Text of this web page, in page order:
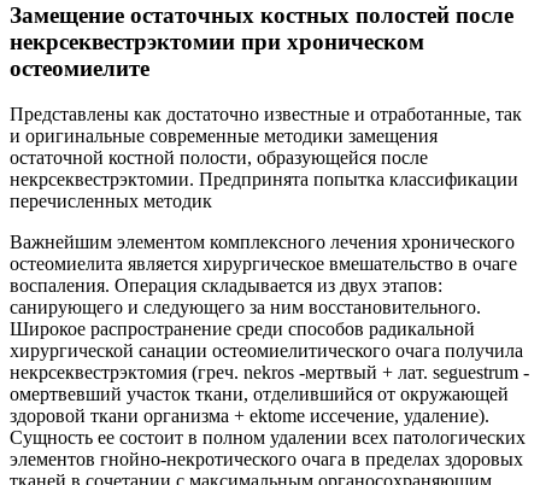
Замещение остаточных костных полостей после
некрсеквестрэктомии при хроническом
остеомиелите
Представлены как достаточно известные и отработанные, так
и оригинальные современные методики замещения
остаточной костной полости, образующейся после
некрсеквестрэктомии. Предпринята попытка классификации
перечисленных методик
Важнейшим элементом комплексного лечения хронического
остеомиелита является хирургическое вмешательство в очаге
воспаления. Операция складывается из двух этапов:
санирующего и следующего за ним восстановительного.
Широкое распространение среди способов радикальной
хирургической санации остеомиелитического очага получила
некрсеквестрэктомия (греч. nekros -мертвый + лат. seguestrum -
омертвевший участок ткани, отделившийся от окружающей
здоровой ткани организма + ektome иссечение, удаление).
Сущность ее состоит в полном удалении всех патологических
элементов гнойно-некротического очага в пределах здоровых